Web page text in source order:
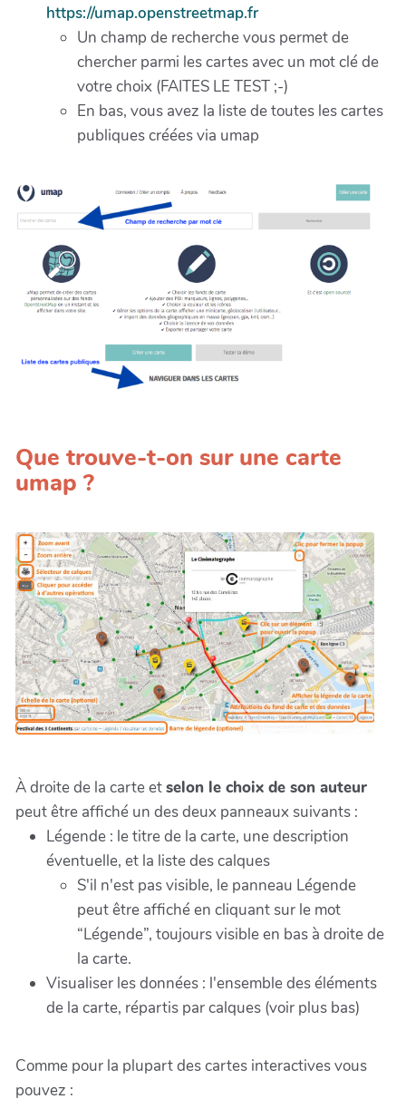
https://umap.openstreetmap.fr
Un champ de recherche vous permet de
chercher parmi les cartes avec un mot clé de
votre choix (FAITES LE TEST ;-)
En bas, vous avez la liste de toutes les cartes
publiques créées via umap
Que trouve-t-on sur une carte
umap ?
À droite de la carte etselon le choix de son auteur
peut être affiché un des deux panneaux suivants :
Légende : le titre de la carte, une description
éventuelle, et la liste des calques
S'il n'est pas visible, le panneau Légende
peut être affiché en cliquant sur le mot
“Légende”, toujours visible en bas à droite de
la carte.
Visualiser les données : l'ensemble des éléments
de la carte, répartis par calques (voir plus bas)
Comme pour la plupart des cartes interactives vous
pouvez :